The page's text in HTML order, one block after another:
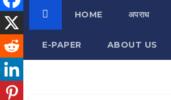
HOME अपराध
E-PAPER ABOUT US